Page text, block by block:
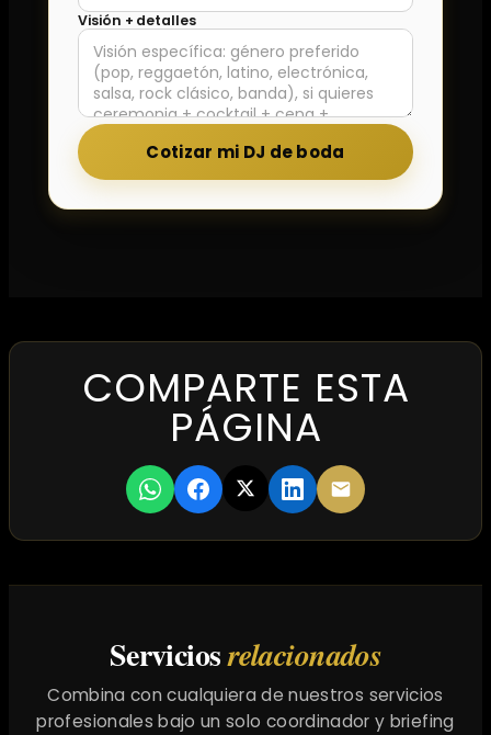
Visión + detalles
Cotizar mi DJ de boda
COMPARTE ESTA
PÁGINA
Serviciosrelacionados
Combina con cualquiera de nuestros servicios
profesionales bajo un solo coordinador y briefing